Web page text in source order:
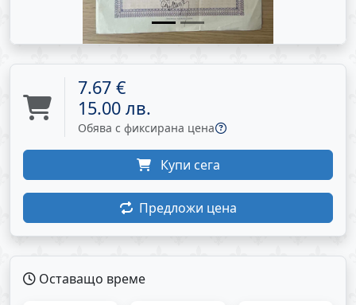
7.67 €
15.00 лв.
Обява с фиксирана цена
Купи сега
Предложи цена
Оставащо време